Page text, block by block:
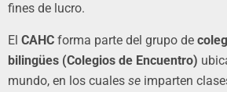
fines de lucro.
El CAHC forma parte del grupo de
bilingües (Colegios de Encuentro)
mundo, en los cuales se imparten